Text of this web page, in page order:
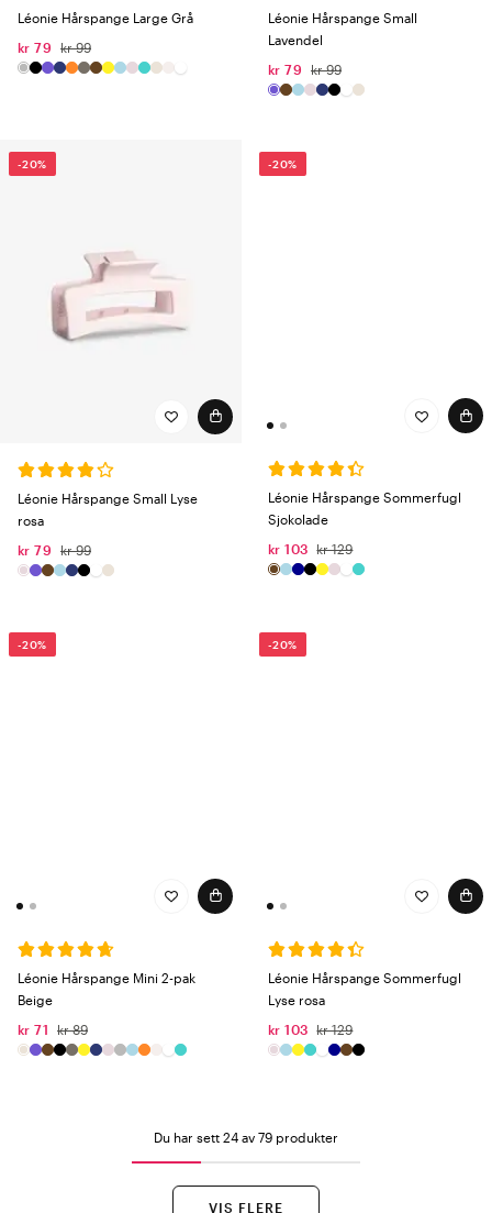
Léonie Hårspange Large Grå
kr 79
kr 99
Léonie Hårspange Small
Lavendel
kr 79
kr 99
-20%
Léonie Hårspange Small Lyse
rosa
kr 79
kr 99
-20%
Léonie Hårspange Sommerfugl
Sjokolade
kr 103
kr 129
-20%
Léonie Hårspange Mini 2-pak
Beige
kr 71
kr 89
-20%
Léonie Hårspange Sommerfugl
Lyse rosa
kr 103
kr 129
Du har sett 24 av 79 produkter
VIS FLERE